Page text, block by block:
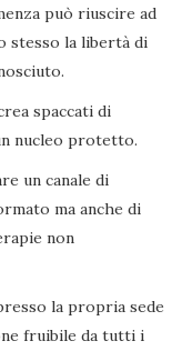
può riuscire ad
stesso la libertà di
spaccati di
nucleo protetto.
un canale di
ma anche di
non
la propria sede
fruibile da tutti i